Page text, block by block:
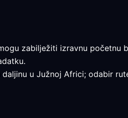
zabilježiti izravnu
u Južnoj Africi; odabir